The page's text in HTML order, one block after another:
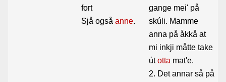
fort
Sjå også anne.
gange mei' på
skúli. Mamme
anna på åkkå at
mi inkji måtte take
útotta mat'e.
2. Det annar så på